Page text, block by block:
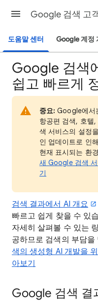
Google 검색 고
도움말 센터 Google 계정
Google 검색
쉽고 빠르게
중요: Google에서
항공편 검색, 호텔
색 서비스의 설정
인 업데이트로 인
현재 표시되는 환
새 Google 검색
기
검색 결과에서 AI 개요
빠르고 쉽게 찾을 수 있
자세히 살펴볼 수 있는
공하므로 검색의 부담
색의 생성형 AI 개발을
아보기
Google 검색 결